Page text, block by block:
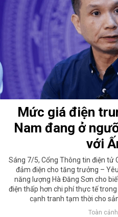
Mức giá điện
Nam đang ở
với
Sáng 7/5, Cổng Thông tin điện tử
đảm điện cho tăng trưởng –
năng lượng Hà Đăng Sơn cho
điện thấp hơn chi phí thực tế
cạnh tranh tạm thời cho
Toàn